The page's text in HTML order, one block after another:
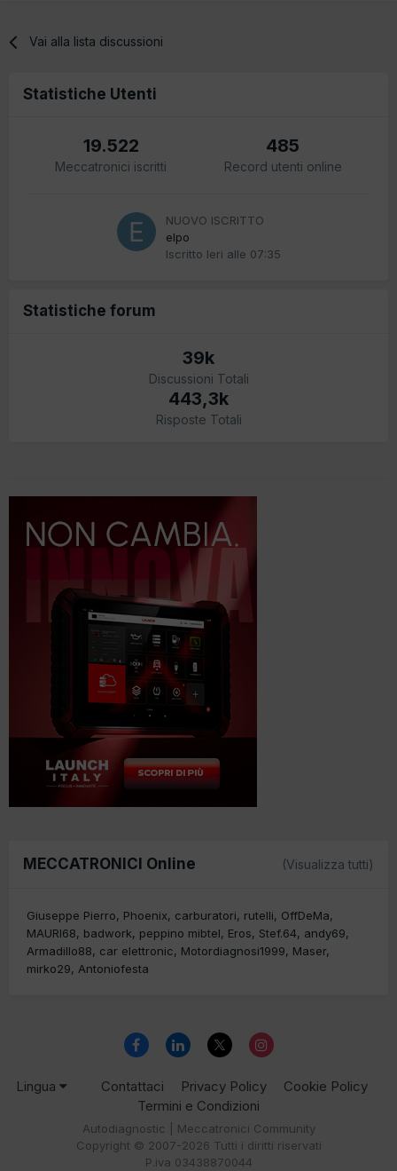
Vai alla lista discussioni
Statistiche Utenti
19.522
Meccatronici iscritti
485
Record utenti online
NUOVO ISCRITTO
elpo
Iscritto Ieri alle 07:35
Statistiche forum
39k
Discussioni Totali
443,3k
Risposte Totali
MECCATRONICI Online (Visualizza tutti)
Giuseppe Pierro Phoenix carburatori rutelli
OffDeMa
MAURI68
badwork peppino mibtel Eros Stef.64
andy69
Armadillo88
car elettronic Motordiagnosi1999
Maser
mirko29
Antoniofesta
Lingua Contattaci Privacy Policy
Cookie Policy
Termini e Condizioni
Autodiagnostic | Meccatronici Community
Copyright © 2007-2026 Tutti i diritti riservati
P.iva 03438870044